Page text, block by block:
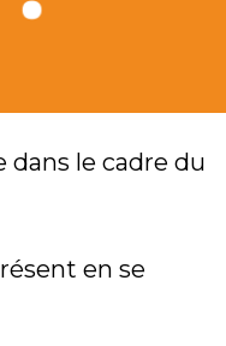
dans le cadre du
en se